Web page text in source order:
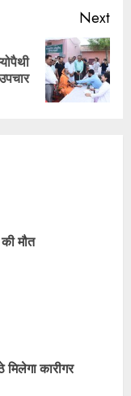
Next
मौत
मिलेगा कारीगर